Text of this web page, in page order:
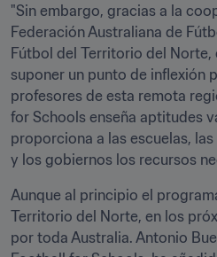
"Sin embargo, gracias a la
Federación Australiana de
Fútbol del Territorio del
suponer un punto de inflexión
profesores de esta remota
for Schools enseña aptitudes
proporciona a las escuelas,
y los gobiernos los recursos
Aunque al principio el
Territorio del Norte, en los
por toda Australia. Antonio